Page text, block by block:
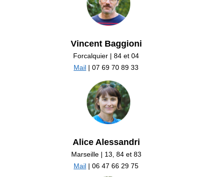
Vincent Baggioni
Forcalquier | 84 et 04
Mail | 07 69 70 89 33
Alice Alessandri
Marseille | 13, 84 et 83
Mail | 06 47 66 29 75